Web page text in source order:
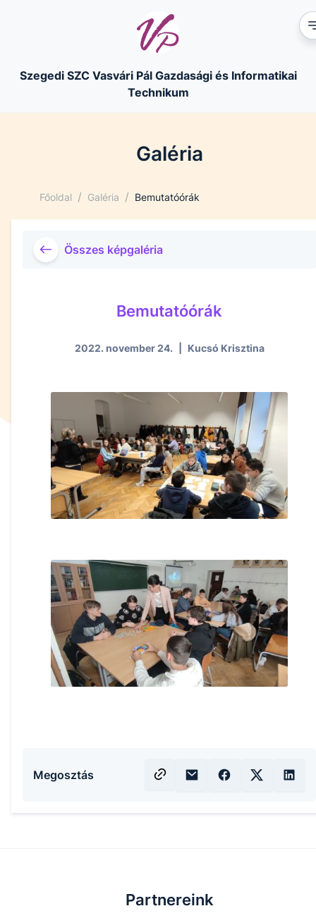
Szegedi SZC Vasvári Pál Gazdasági és Informatikai
Technikum
Galéria
Főoldal / Galéria / Bemutatóórák
Összes képgaléria
Bemutatóórák
2022. november 24. Kucsó Krisztina
Megosztás
Partnereink